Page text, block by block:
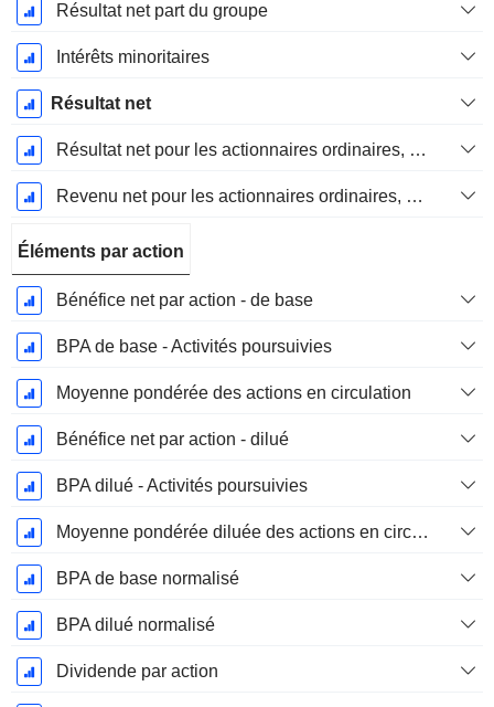
Résultat net part du groupe
Intérêts minoritaires
Résultat net
Résultat net pour les actionnaires ordinaires, éléments exceptionnels inclus.
Revenu net pour les actionnaires ordinaires, hors éléments exceptionnelsRésultat net pour les actionnaires ordinaires, éléments exceptionnels exclus.
Éléments par action
Bénéfice net par action - de base
BPA de base - Activités poursuivies
Moyenne pondérée des actions en circulation
Bénéfice net par action - dilué
BPA dilué - Activités poursuivies
Moyenne pondérée diluée des actions en circulation
BPA de base normalisé
BPA dilué normalisé
Dividende par action